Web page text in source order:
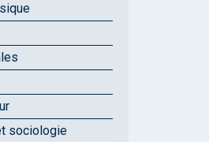
sociologie